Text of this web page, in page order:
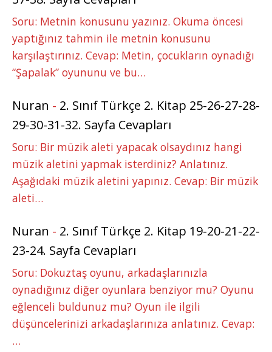
Soru: Metnin konusunu yazınız. Okuma öncesi
yaptığınız tahmin ile metnin konusunu
karşılaştırınız. Cevap: Metin, çocukların oynadığı
“Şapalak” oyununu ve bu…
Nuran - 2. Sınıf Türkçe 2. Kitap 25-26-27-28-
29-30-31-32. Sayfa Cevapları
Soru: Bir müzik aleti yapacak olsaydınız hangi
müzik aletini yapmak isterdiniz? Anlatınız.
Aşağıdaki müzik aletini yapınız. Cevap: Bir müzik
aleti…
Nuran - 2. Sınıf Türkçe 2. Kitap 19-20-21-22-
23-24. Sayfa Cevapları
Soru: Dokuztaş oyunu, arkadaşlarınızla
oynadığınız diğer oyunlara benziyor mu? Oyunu
eğlenceli buldunuz mu? Oyun ile ilgili
düşüncelerinizi arkadaşlarınıza anlatınız. Cevap:
…